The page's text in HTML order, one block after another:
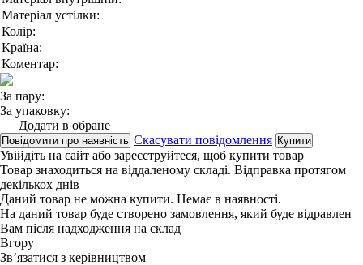
Матеріал устілки:
Колір:
Країна:
Коментар:
За пару:
За упаковку:
Додати в обране
Повідомити про наявність Скасувати повідомлення Купити
Увійдіть на сайт або зареєструйтеся, щоб купити товар
Товар знаходиться на віддаленому складі. Відправка протягом
декількох днів
Даний товар не можна купити. Немає в наявності.
На даний товар буде створено замовлення, який буде відравлен
Вам після надходження на склад
Вгору
Зв’язатися з керівництвом